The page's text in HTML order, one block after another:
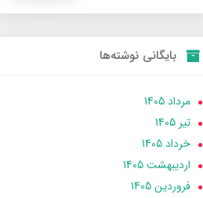
بایگانی نوشته‌ها
مرداد 1405
تير 1405
خرداد 1405
ارديبهشت 1405
فروردین 1405